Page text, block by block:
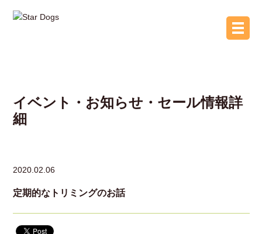
イベント・お知らせ・セール情報詳
細
2020.02.06
定期的なトリミングのお話